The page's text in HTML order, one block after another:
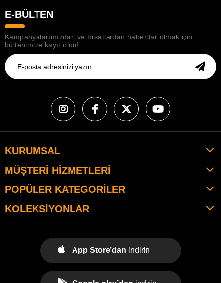
E-BÜLTEN
Kampanyalarımızdan ve fırsatlardan haberdar olmak için
bültenimize kayıt olun!
KURUMSAL
MÜŞTERI HIZMETLERI
POPÜLER KATEGORILER
KOLEKSIYONLAR
App Store’dan indirin